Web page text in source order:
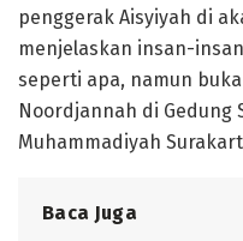
penggerak Aisyiyah di
menjelaskan insan-
seperti apa, namun
Noordjannah di Gedung
Muhammadiyah
Baca Juga